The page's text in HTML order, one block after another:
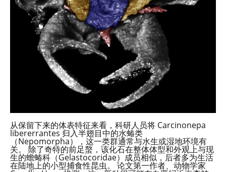
从保留下来的体表特征来看，科研人员将 Carcinonepa
libererrantes 归入半翅目中的水蝽类
（Nepomorpha），这一类群通常与水生或湿地环境有
关。 除了奇特的前足螯，该化石在整体体型和外观上与现
生的蟾蝽科（Gelastocoridae）成员相似，后者多为生活
在陆地上的小型捕食性昆虫。 论文第一作者、动物学家